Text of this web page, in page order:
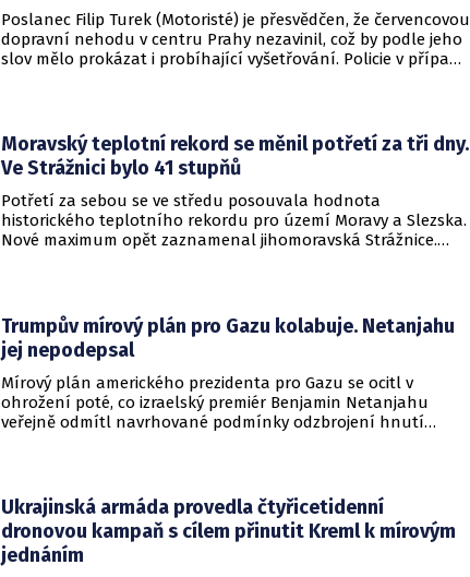
Poslanec Filip Turek (Motoristé) je přesvědčen, že červencovou
dopravní nehodu v centru Prahy nezavinil, což by podle jeho
slov mělo prokázat i probíhající vyšetřování. Policie v případu
Moravský teplotní rekord se měnil potřetí za tři dny.
Ve Strážnici bylo 41 stupňů
Potřetí za sebou se ve středu posouvala hodnota
historického teplotního rekordu pro území Moravy a Slezska.
Nové maximum opět zaznamenal jihomoravská Strážnice.
Trumpův mírový plán pro Gazu kolabuje. Netanjahu
jej nepodepsal
Mírový plán amerického prezidenta pro Gazu se ocitl v
ohrožení poté, co izraelský premiér Benjamin Netanjahu
veřejně odmítl navrhované podmínky odzbrojení hnutí
Ukrajinská armáda provedla čtyřicetidenní
dronovou kampaň s cílem přinutit Kreml k mírovým
jednáním